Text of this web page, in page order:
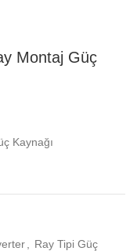
Montaj Güç
Kaynağı
Ray Tipi Güç